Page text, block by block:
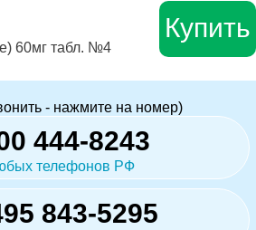
60мг табл. №4
Купить
- нажмите на номер)
444-8243
телефонов РФ
843-5295